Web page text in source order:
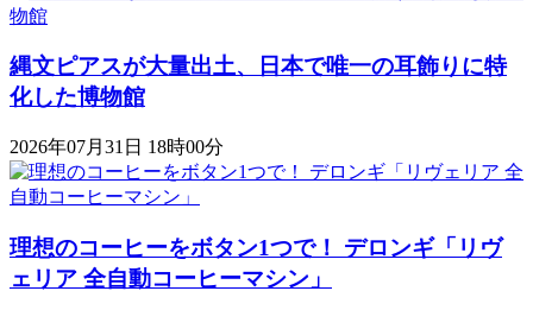
縄文ピアスが大量出土、日本で唯一の耳飾りに特
化した博物館
2026年07月31日 18時00分
理想のコーヒーをボタン1つで！ デロンギ「リヴ
ェリア 全自動コーヒーマシン」